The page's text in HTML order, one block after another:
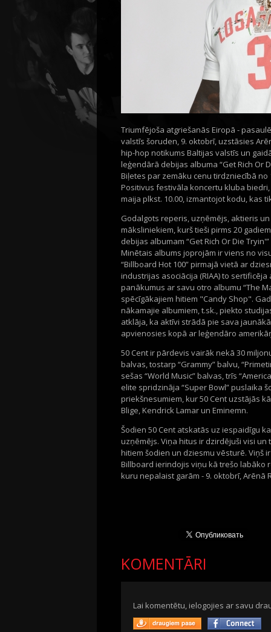
Triumfējoša atgriešanās Eiropā -
valstīs šoruden, 9. oktobrī, uzstāsies
hip-hop notikums Baltijas valstīs un
leģendārā debijas albuma “Get Rich Or
Biļetes par zemāku cenu tirdzniecībā no
Positivus festivāla koncertu kluba
maija plkst. 10.00, izmantojot kodu, kas
Godalgots reperis, uzņēmējs, aktieris
māksliniekiem, kurš tieši pirms 20
debijas albumam “Get Rich Or Die
Minētais albums joprojām ir viens no
“Billboard Hot 100” pirmajā vietā ar
industrijas asociācija (RIAA) to
panākumus ar savu otro albumu “The
spēcīgākajiem hitiem "Candy Shop".
nākamajie albumiem, t.sk., piekto
atklāja, ka aktīvi strādā pie sava
apvienosies kopā ar leģendāro
50 Cent ir pārdevis vairāk nekā 30
balvas, tostarp “Grammy” balvu,
sešas “World Music” balvas, trīs
elite spridzināja “Super Bowl” puslaika
priekšnesumiem, kur 50 Cent uzstājās
Blige, Kendrick Lamar un Eminemn.
Šodien 50 Cent atskatās uz iespaidīgu
uzņēmējs. Viņa hitus ir dzirdējuši visi
hitiem šodien un dziesmu vēsturē. Viņš
Billboard ierindojis viņu kā trešo labāko
kuru nepalaist garām - 9. oktobrī, Arēnā
KOMENTĀRI
Lai komentētu, ielogojies ar savu